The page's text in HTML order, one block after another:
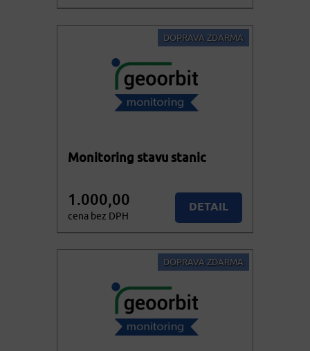
KOUPIT
DOPRAVA ZDARMA
Monitoring stavu stanic
1.000,00
cena bez DPH
DETAIL
Více variant
DOPRAVA ZDARMA